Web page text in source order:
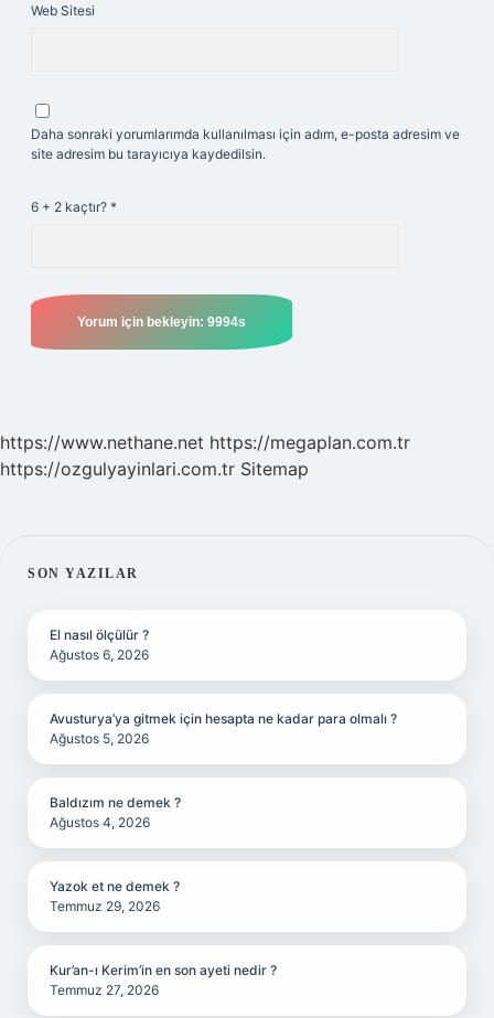
Web Sitesi
Daha sonraki yorumlarımda kullanılması için adım, e-posta adresim ve
site adresim bu tarayıcıya kaydedilsin.
6 + 2 kaçtır? *
https://www.nethane.net https://megaplan.com.tr
https://ozgulyayinlari.com.tr Sitemap
SIDEBAR
SON YAZILAR
El nasıl ölçülür ?
Ağustos 6, 2026
Avusturya’ya gitmek için hesapta ne kadar para olmalı ?
Ağustos 5, 2026
Baldızım ne demek ?
Ağustos 4, 2026
Yazok et ne demek ?
Temmuz 29, 2026
Kur’an-ı Kerim’in en son ayeti nedir ?
Temmuz 27, 2026